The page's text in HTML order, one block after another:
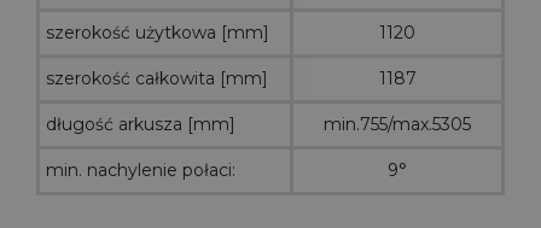
szerokość użytkowa [mm] 1120
szerokość całkowita [mm] 1187
długość arkusza [mm] min.755/max.5305
min. nachylenie połaci: 9°